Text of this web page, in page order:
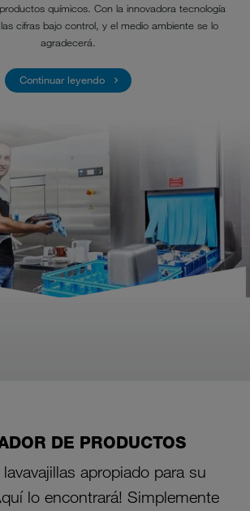
químicos. Con la innovadora tecnología
cifras bajo control, y el medio ambiente se lo
agradecerá.
Continuar leyendo
DE PRODUCTOS
apropiado para su
lo encontrará! Simplemente